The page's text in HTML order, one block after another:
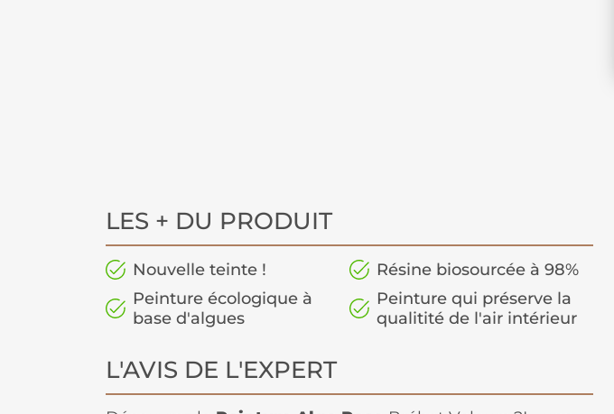
LES + DU PRODUIT
Nouvelle teinte !
Résine biosourcée à 98%
Peinture écologique à
base d'algues
Peinture qui préserve la
qualitité de l'air intérieur
L'AVIS DE L'EXPERT